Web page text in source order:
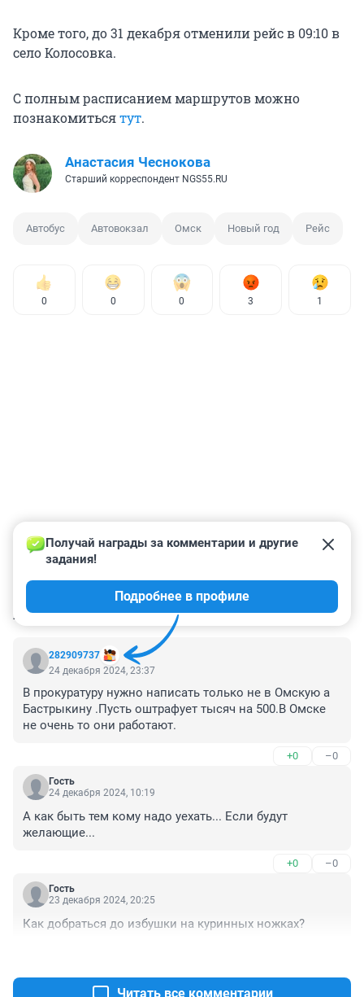
Кроме того, до 31 декабря отменили рейс в 09:10 в
село Колосовка.
С полным расписанием маршрутов можно
познакомитьсятут.
Анастасия Чеснокова
Старший корреспондент NGS55.RU
Автобус Автовокзал Омск Новый год Рейс
0 0 0 3 1
КОММЕНТАРИИ 4
282909737
Получай награды за комментарии и другие
задания!
Подробнее в профиле
24 декабря 2024, 23:37
В прокуратуру нужно написать только не в Омскую а
Бастрыкину .Пусть оштрафует тысяч на 500.В Омске
не очень то они работают.
+0 –0
Гость
24 декабря 2024, 10:19
А как быть тем кому надо уехать... Если будут
желающие...
+0 –0
Гость
23 декабря 2024, 20:25
Как добраться до избушки на куринных ножках?
Читать все комментарии